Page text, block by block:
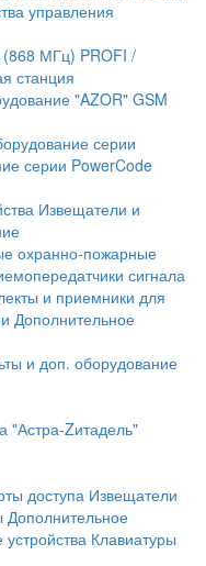
управления
(868 МГц) PROFI /
станция
"AZOR" GSM
серии
серии PowerCode
Извещатели и
охранно-пожарные
сигнала
и приемники для
Дополнительное
и доп. оборудование
"Астра-Zитадель"
доступа Извещатели
Дополнительное
Клавиатуры